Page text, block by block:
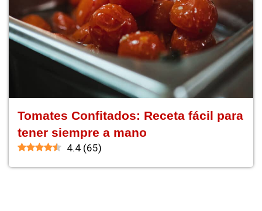
Tomates Confitados: Receta fácil para
tener siempre a mano
4.4 (65)